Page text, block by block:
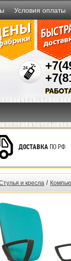
Условия оплаты
ДОСТАВКАПО РФ
и кресла /